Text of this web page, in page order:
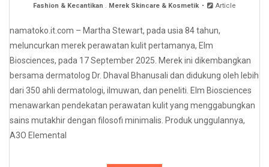
Fashion & Kecantikan . Merek Skincare & Kosmetik Article
namatoko.it.com – Martha Stewart, pada usia 84 tahun,
meluncurkan merek perawatan kulit pertamanya, Elm
Biosciences, pada 17 September 2025. Merek ini dikembangkan
bersama dermatolog Dr. Dhaval Bhanusali dan didukung oleh lebih
dari 350 ahli dermatologi, ilmuwan, dan peneliti. Elm Biosciences
menawarkan pendekatan perawatan kulit yang menggabungkan
sains mutakhir dengan filosofi minimalis. Produk unggulannya,
A3O Elemental